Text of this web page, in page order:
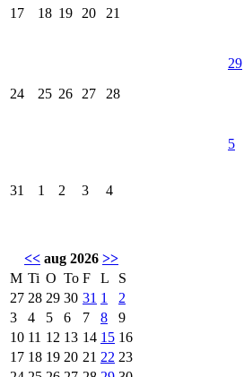
17 18 19 20 21
24 25 26 27 28
29
31 1 2 3 4
5
<< aug 2026 >>
M Ti O To F L
S
27 28 29 30 31 1
2
3
4 5 6 7 8
9
10 11 12 13 14 15 16
17 18 19 20 21 22 23